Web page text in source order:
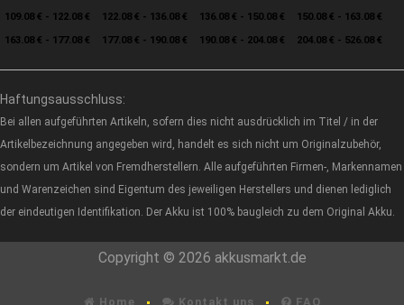
109.08 € - 122.08 €
122.08 € - 136.08 € 136.08 € - 150.08 €
150.08 € - 163.08 €
163.08 € - 177.08 €
177.08 € - 190.08 € 190.08 € - 204.08 € 204.08 € - 526.08 €
Haftungsausschluss:
Bei allen aufgeführten Artikeln, sofern dies nicht ausdrücklich im Titel / in der
Artikelbezeichnung angegeben wird, handelt es sich nicht um Originalzubehör,
sondern um Artikel von Fremdherstellern. Alle aufgeführten Firmen-, Markennamen
und Warenzeichen sind Eigentum des jeweiligen Herstellers und dienen lediglich
der eindeutigen Identifikation. Der Akku ist 100% baugleich zu dem Original Akku.
Copyright © 2026 akkusmarkt.de
Home Kontakt uns FAQ